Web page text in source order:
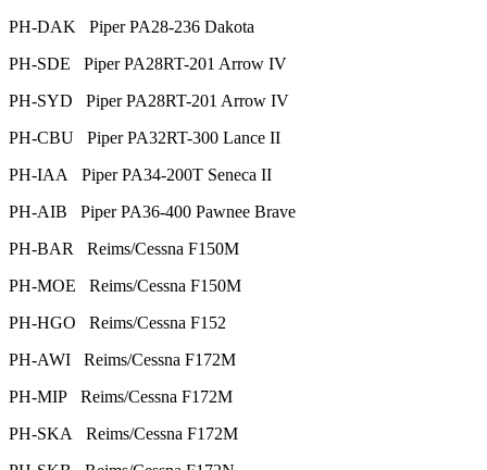
PH-DAK Piper PA28-236 Dakota
PH-SDE Piper PA28RT-201 Arrow IV
PH-SYD Piper PA28RT-201 Arrow IV
PH-CBU Piper PA32RT-300 Lance II
PH-IAA Piper PA34-200T Seneca II
PH-AIB Piper PA36-400 Pawnee Brave
PH-BAR Reims/Cessna F150M
PH-MOE Reims/Cessna F150M
PH-HGO Reims/Cessna F152
PH-AWI Reims/Cessna F172M
PH-MIP Reims/Cessna F172M
PH-SKA Reims/Cessna F172M